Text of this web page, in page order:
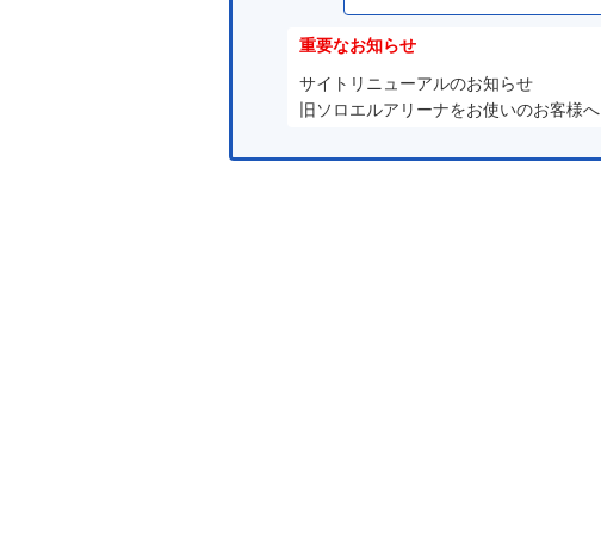
重要なお知らせ
サイトリニューアルのお知らせ
旧ソロエルアリーナをお使いのお客様へ